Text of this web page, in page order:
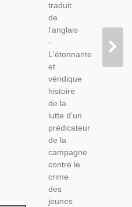
traduit
de
l'anglais
-
L'étonnante
et
véridique
histoire
de la
lutte d'un
prédicateur
de la
campagne
contre le
crime
des
jeunes